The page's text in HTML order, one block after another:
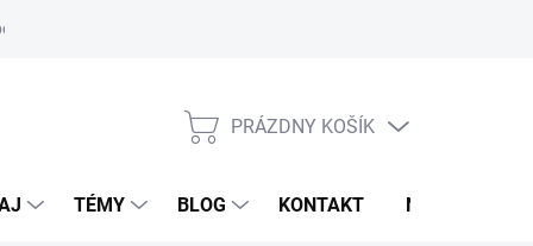
NÁKUPNÝ
PRÁZDNY KOŠÍK
TÉMY BLOG KONTAKT NOVINKY